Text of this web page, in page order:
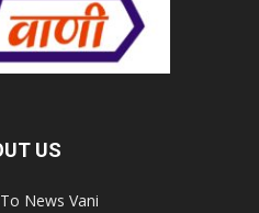
US
News Vani